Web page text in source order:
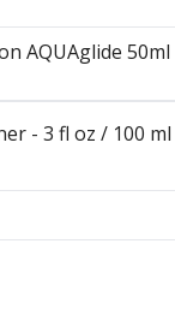
AQUAglide
- 3 fl oz / 100 ml